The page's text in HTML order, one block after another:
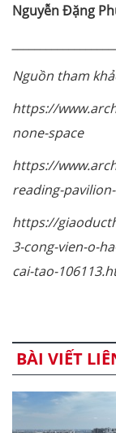
Nguyễn Đặng
Nguồn tham
https://
none-space
https://
reading-
https://
3-cong-vien-o-
cai-tao-
BÀI VIẾT